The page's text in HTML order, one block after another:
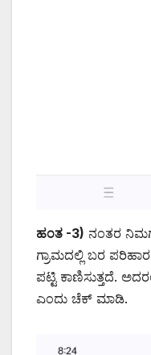
ಹಂತ -3) ನಂತರ
ಗ್ರಾಮದಲ್ಲಿ ಬರ
ಪಟ್ಟಿ ಕಾಣಿಸುತ್ತದೆ.
ಎಂದು ಚೆಕ್ ಮಾಡಿ.